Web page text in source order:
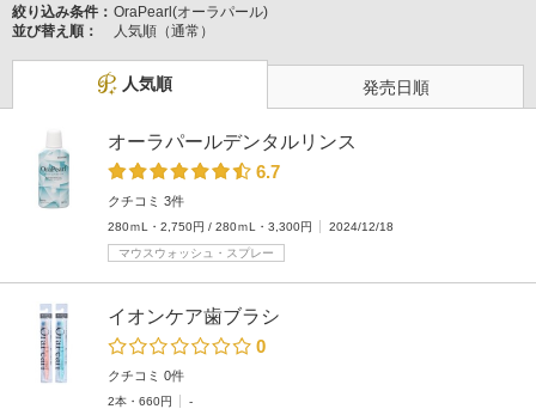
絞り込み条件： OraPearl(オーラパール)
並び替え順：
人気順（通常）
人気順 発売日順
オーラパールデンタルリンス
6.7
クチコミ 3件
280ｍL・2,750円 / 280ｍL・3,300円
2024/12/18
マウスウォッシュ・スプレー
イオンケア歯ブラシ
0
クチコミ 0件
2本・660円
-